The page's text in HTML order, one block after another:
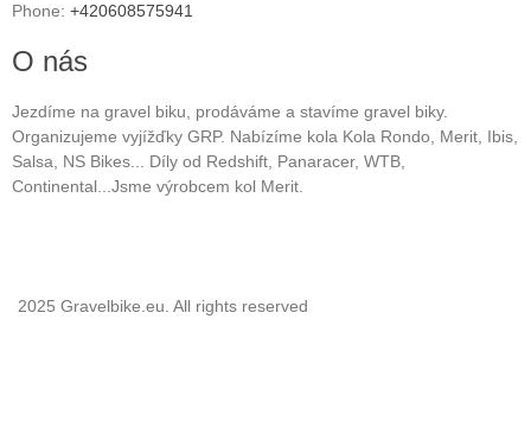
Phone: +420608575941
O nás
Jezdíme na gravel biku, prodáváme a stavíme gravel biky.
Organizujeme vyjížďky GRP. Nabízíme kola Kola Rondo, Merit, Ibis,
Salsa, NS Bikes... Díly od Redshift, Panaracer, WTB,
Continental...Jsme výrobcem kol Merit.
2025 Gravelbike.eu. All rights reserved